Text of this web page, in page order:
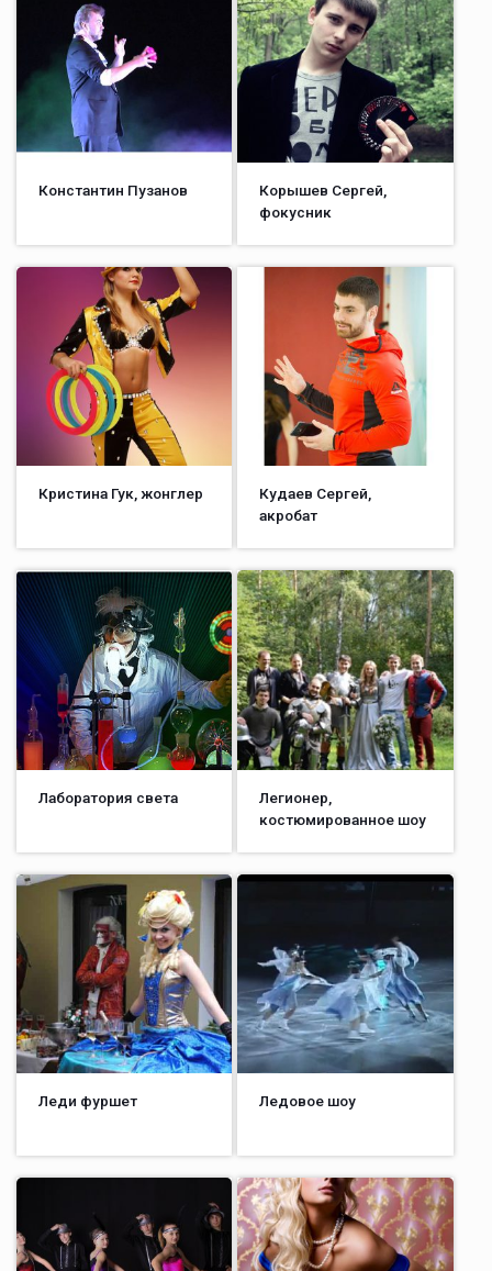
Константин Пузанов
Корышев Сергей,
фокусник
Кристина Гук, жонглер
Кудаев Сергей,
акробат
Лаборатория света
Легионер,
костюмированное шоу
Леди фуршет Ледовое шоу